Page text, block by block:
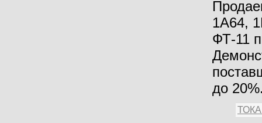
1А64,
ФТ-11
до